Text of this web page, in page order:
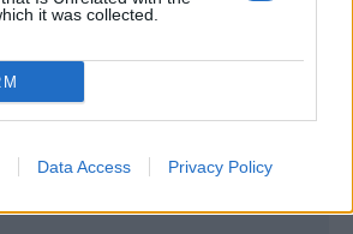
it was collected.
Data Access Privacy Policy
Scarica